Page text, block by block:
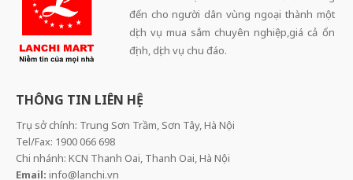
đến cho người dân vùng ngoại thành một
dịch vụ mua sắm chuyên nghiệp,giá cả ổn
định, dịch vụ chu đáo.
THÔNG TIN LIÊN HỆ
Trụ sở chính: Trung Sơn Trầm, Sơn Tây, Hà Nội
Tel/Fax: 1900 066 698
Chi nhánh: KCN Thanh Oai, Thanh Oai, Hà Nội
Email: info@lanchi.vn